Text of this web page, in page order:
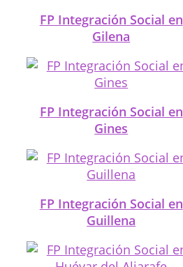
FP Integración Social en
Gilena
FP Integración Social en
Gines
FP Integración Social en
Guillena